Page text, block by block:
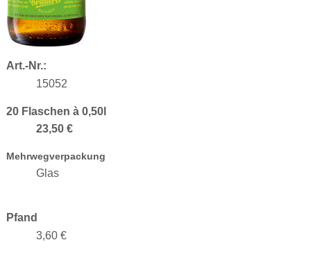
Art.-Nr.:
15052
20 Flaschen à 0,50l
23,50 €
Mehrwegverpackung
Glas
Pfand
3,60 €